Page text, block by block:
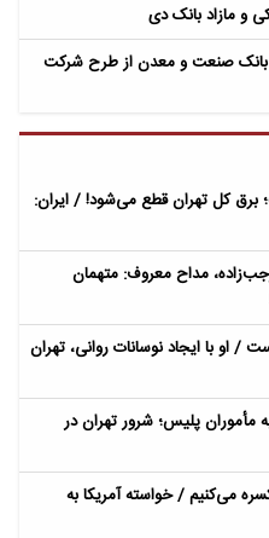
و مازاد بانک دی
بانک صنعت و معدن از طرح شرکت
برق کل تهران قطع می‌شود! / ایران:
مداح معروف: متهمان
/ او با ایجاد نوسانات روانی، تهران
مأموران پلیس؛ شرور تهران در
می‌کنیم / خواسته آمریکا به